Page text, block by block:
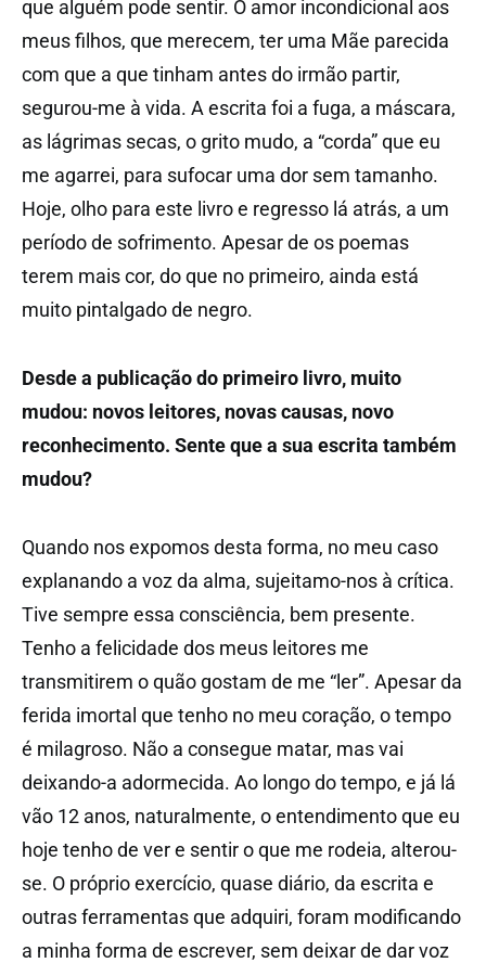
que alguém pode sentir. O amor incondicional aos
meus filhos, que merecem, ter uma Mãe parecida
com que a que tinham antes do irmão partir,
segurou-me à vida. A escrita foi a fuga, a máscara,
as lágrimas secas, o grito mudo, a “corda” que eu
me agarrei, para sufocar uma dor sem tamanho.
Hoje, olho para este livro e regresso lá atrás, a um
período de sofrimento. Apesar de os poemas
terem mais cor, do que no primeiro, ainda está
muito pintalgado de negro.
Desde a publicação do primeiro livro, muito
mudou: novos leitores, novas causas, novo
reconhecimento. Sente que a sua escrita também
mudou?
Quando nos expomos desta forma, no meu caso
explanando a voz da alma, sujeitamo-nos à crítica.
Tive sempre essa consciência, bem presente.
Tenho a felicidade dos meus leitores me
transmitirem o quão gostam de me “ler”. Apesar da
ferida imortal que tenho no meu coração, o tempo
é milagroso. Não a consegue matar, mas vai
deixando-a adormecida. Ao longo do tempo, e já lá
vão 12 anos, naturalmente, o entendimento que eu
hoje tenho de ver e sentir o que me rodeia, alterou-
se. O próprio exercício, quase diário, da escrita e
outras ferramentas que adquiri, foram modificando
a minha forma de escrever, sem deixar de dar voz